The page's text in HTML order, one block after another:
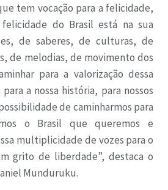
tem vocação para a felicidade,
do Brasil está na sua
de saberes, de culturas, de
de melodias, de movimento dos
para a valorização dessa
a nossa história, para nossos
de caminharmos para
o Brasil que queremos e
multiplicidade de vozes para o
grito de liberdade”, destaca o
Munduruku.